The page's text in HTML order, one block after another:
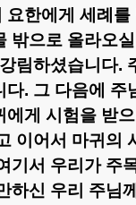
요한에게 세례
밖으로 올라오실
림하셨습니다.
다. 그 다음에 주
에게 시험을 받
이어서 마귀의
기서 우리가 주
하신 우리 주님